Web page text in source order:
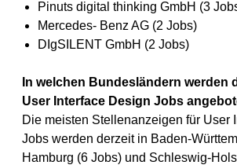
Pinuts digital thinking GmbH (3
Mercedes- Benz AG (2 Jobs)
DIgSILENT GmbH (2 Jobs)
In welchen Bundesländern werden
User Interface Design Jobs
Die meisten Stellenanzeigen für User
Jobs werden derzeit in Baden-
Hamburg (6 Jobs) und Schleswig-